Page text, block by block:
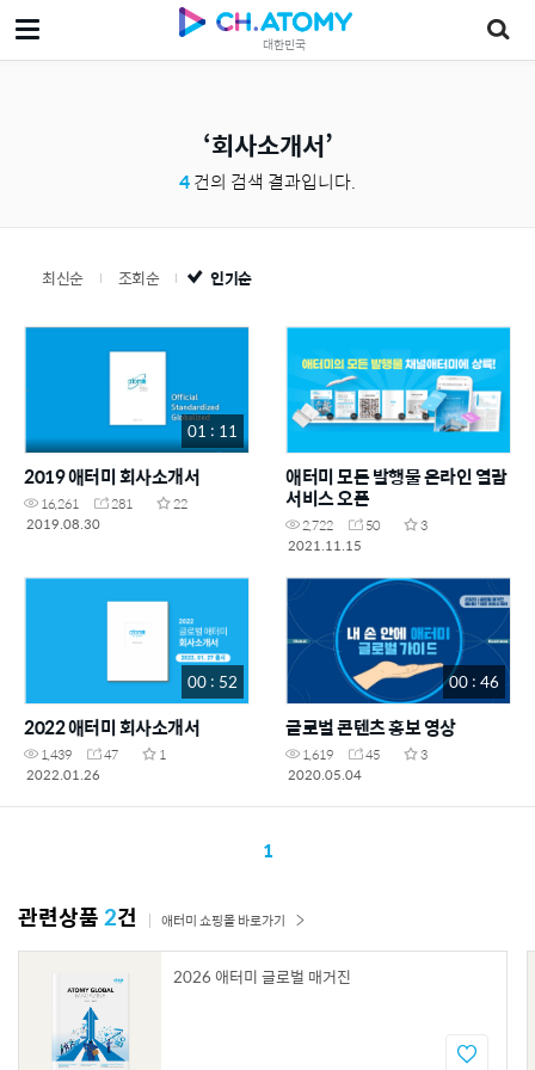
대한민국
회사소개서
4건의 검색 결과입니다.
최신순 조회순 인기순
01 : 11
2019 애터미 회사소개서
16,261 281
22
2019.08.30
애터미 모든 발행물 온라인 열람
서비스 오픈
2,722 50
3
2021.11.15
00 : 52
2022 애터미 회사소개서
1,439 47
1
2022.01.26
00 : 46
글로벌 콘텐츠 홍보 영상
1,619 45
3
2020.05.04
1
관련상품2건 애터미 쇼핑몰 바로가기
2026 애터미 글로벌 매거진